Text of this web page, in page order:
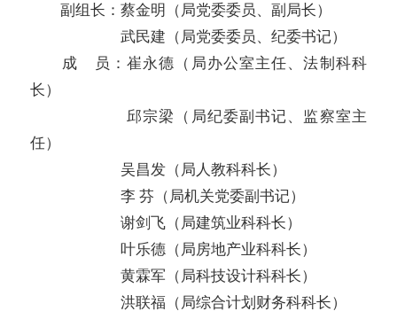
副组长：蔡金明（局党委委员、副局长）
武民建（局党委委员、纪委书记）
成 员：崔永德（局办公室主任、法制科科
长）
邱宗梁（局纪委副书记、监察室主
任）
吴昌发（局人教科科长）
李 芬（局机关党委副书记）
谢剑飞（局建筑业科科长）
叶乐德（局房地产业科科长）
黄霖军（局科技设计科科长）
洪联福（局综合计划财务科科长）